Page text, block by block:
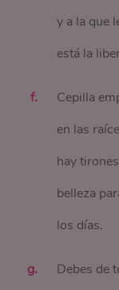
y a la que
está la
Cepilla
en las
hay
belleza
los días.
Debes de